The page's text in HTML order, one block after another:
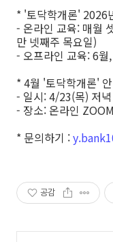
* '토닥학개론' 2026
- 온라인 교육: 매월
만 넷째주 목요일)
- 오프라인 교육: 6
* 4월 '토닥학개론'
- 일시: 4/23(목) 저
- 장소: 온라인 ZOOM
* 문의하기 :
공감